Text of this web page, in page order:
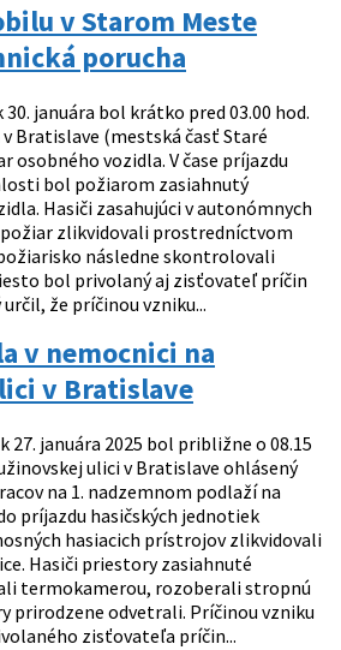
v Starom Meste
porucha
januára bol krátko pred 03.00 hod.
Bratislave (mestská časť Staré
osobného vozidla. V čase príjazdu
bol požiarom zasiahnutý
Hasiči zasahujúci v autonómnych
zlikvidovali prostredníctvom
následne skontrolovali
bol privolaný aj zisťovateľ príčin
že príčinou vzniku...
v nemocnici na
v Bratislave
27. januára 2025 bol približne o 08.15
ulici v Bratislave ohlásený
na 1. nadzemnom podlaží na
príjazdu hasičských jednotiek
hasiacich prístrojov zlikvidovali
Hasiči priestory zasiahnuté
termokamerou, rozoberali stropnú
prirodzene odvetrali. Príčinou vzniku
zisťovateľa príčin...